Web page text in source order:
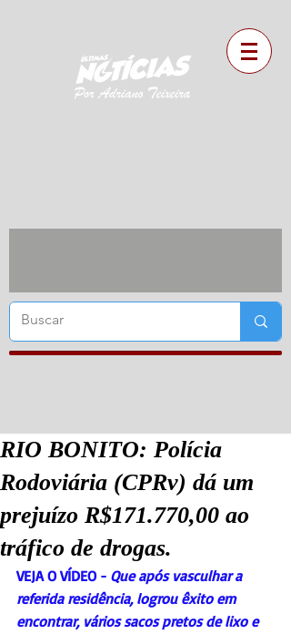
RIO BONITO: Polícia
Rodoviária (CPRv) dá um
prejuízo R$171.770,00 ao
tráfico de drogas.
VEJA O VÍDEO - Que após vasculhar a
referida residência, logrou êxito em
encontrar, vários sacos pretos de lixo e